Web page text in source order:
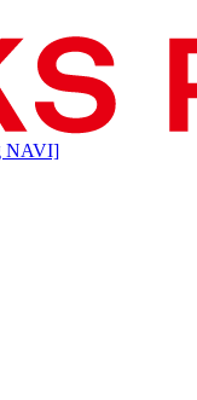
NAVI]